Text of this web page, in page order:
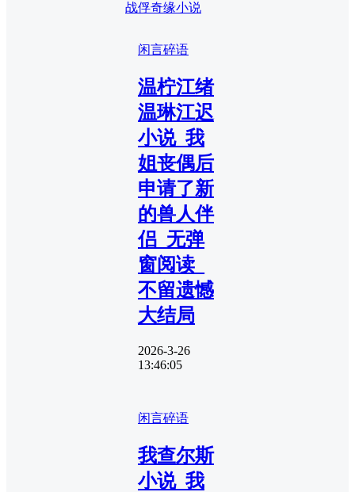
战俘奇缘小说
闲言碎语
温柠江绪
温琳江迟
小说_我
姐丧偶后
申请了新
的兽人伴
侣_无弹
窗阅读_
不留遗憾
大结局
2026-3-26
13:46:05
闲言碎语
我查尔斯
小说_我